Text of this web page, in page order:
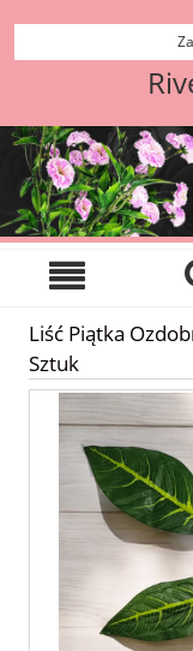
Liść Piątka
Sztuk